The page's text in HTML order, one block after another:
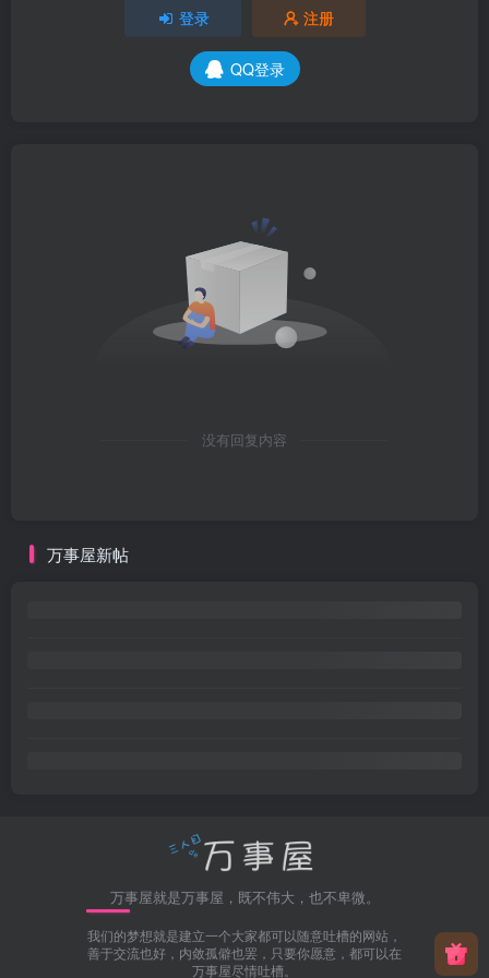
登录 注册
QQ登录
没有回复内容
万事屋新帖
万事屋就是万事屋，既不伟大，也不卑微。
我们的梦想就是建立一个大家都可以随意吐槽的网站，
善于交流也好，内敛孤僻也罢，只要你愿意，都可以在
万事屋尽情吐槽。